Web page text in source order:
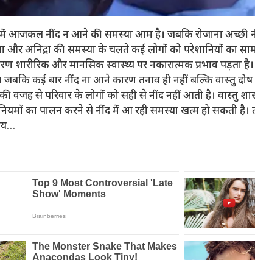
में आजकल नींद न आने की समस्या आम है। जबकि रोजाना अच्छी
और अनिद्रा की समस्या के चलते कई लोगों को परेशानियों का
शारीरिक और मानसिक स्वास्थ्य पर नकारात्मक प्रभाव
कई बार नींद ना आने कारण तनाव ही नहीं बल्कि वास्तु
वजह से परिवार के लोगों को सही से नींद नहीं आती है। वास्तु
का पालन करने से नींद में आ रही समस्या खत्म हो सकती